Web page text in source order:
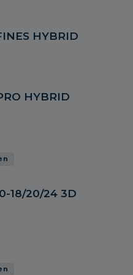
HYBRID
HYBRID
18/20/24 3D